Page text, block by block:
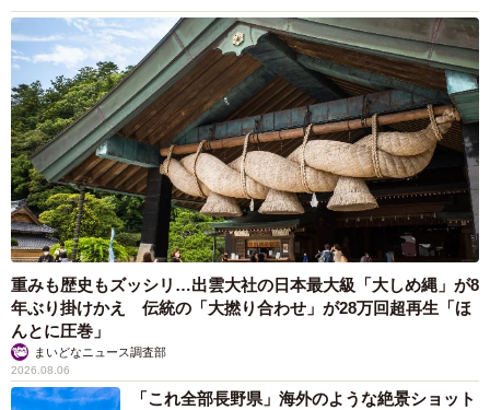
重みも歴史もズッシリ…出雲大社の日本最大級「大しめ縄」が8
年ぶり掛けかえ 伝統の「大撚り合わせ」が28万回超再生「ほ
んとに圧巻」
まいどなニュース調査部
2026.08.06
「これ全部長野県」海外のような絶景ショット